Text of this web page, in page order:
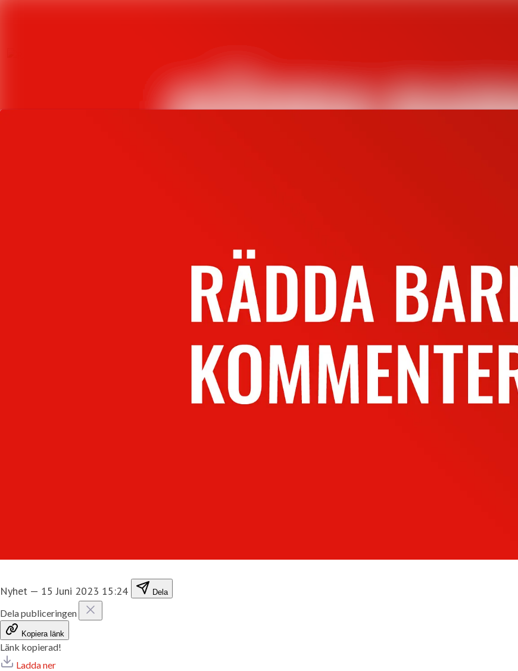
Kontakt
Nyhet — 15 Juni 2023 15:24 Dela
Dela publiceringen
Kopiera länk
Länk kopierad!
Ladda ner